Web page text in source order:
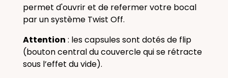
permet d'ouvrir et de refermer votre bocal
par un système Twist Off.
Attention : les capsules sont dotés de flip
(bouton central du couvercle qui se rétracte
sous l’effet du vide).